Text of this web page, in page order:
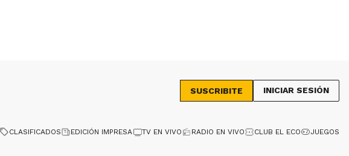
SUSCRIBITE INICIAR SESIÓN
CLASIFICADOS EDICIÓN IMPRESA TV EN VIVO RADIO EN VIVO CLUB EL ECO JUEGOS